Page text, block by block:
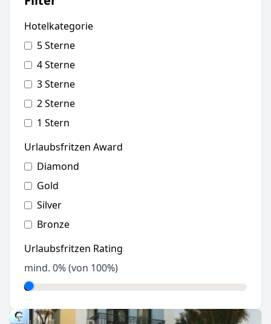
Hotelkategorie
5 Sterne
4 Sterne
3 Sterne
2 Sterne
1 Stern
Urlaubsfritzen Award
Diamond
Gold
Silver
Bronze
Urlaubsfritzen Rating
mind. 0% (von 100%)